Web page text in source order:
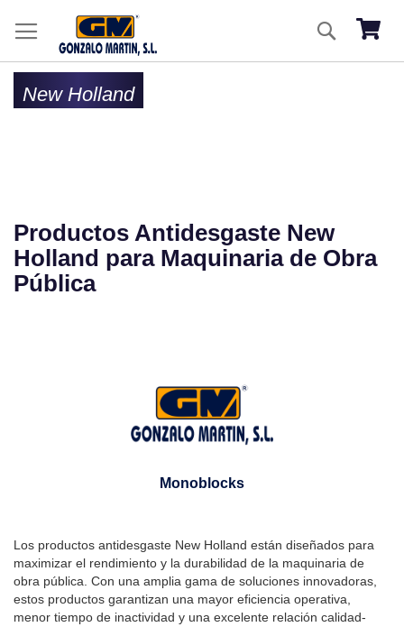
Mi
Buscar
New Holland
Productos Antidesgaste New
Holland para Maquinaria de Obra
Pública
Monoblocks
Los productos antidesgaste New Holland están diseñados para
maximizar el rendimiento y la durabilidad de la maquinaria de
obra pública. Con una amplia gama de soluciones innovadoras,
estos productos garantizan una mayor eficiencia operativa,
menor tiempo de inactividad y una excelente relación calidad-